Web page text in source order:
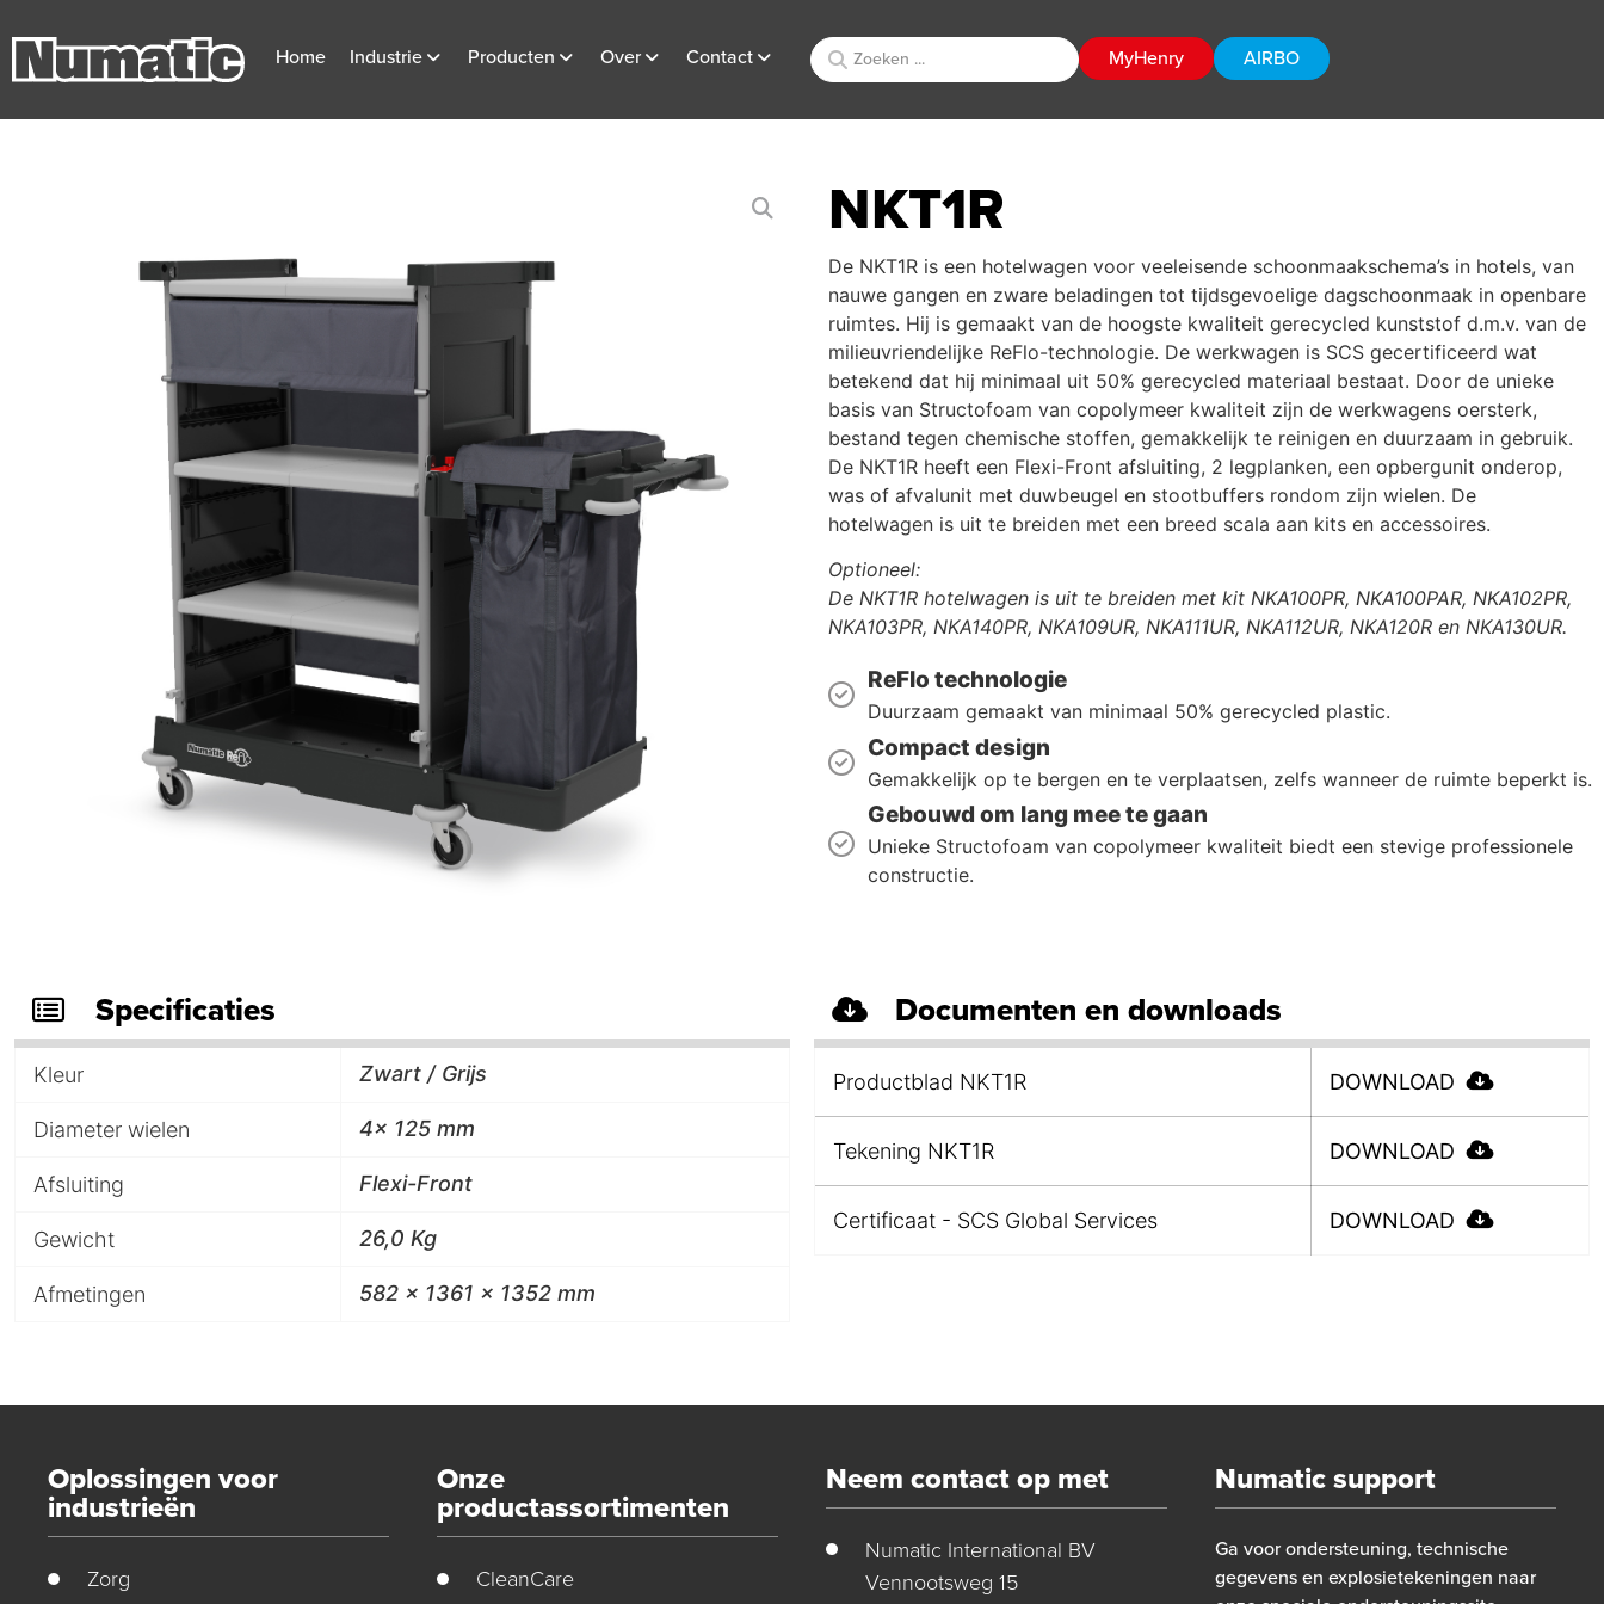
Home Industrie Producten Over Contact MyHenry AIRBO
NKT1R
De NKT1R is een hotelwagen voor veeleisende schoonmaakschema’s in hotels, van
nauwe gangen en zware beladingen tot tijdsgevoelige dagschoonmaak in openbare
ruimtes. Hij is gemaakt van de hoogste kwaliteit gerecycled kunststof d.m.v. van de
milieuvriendelijke ReFlo-technologie. De werkwagen is SCS gecertificeerd wat
betekend dat hij minimaal uit 50% gerecycled materiaal bestaat. Door de unieke
basis van Structofoam van copolymeer kwaliteit zijn de werkwagens oersterk,
bestand tegen chemische stoffen, gemakkelijk te reinigen en duurzaam in gebruik.
De NKT1R heeft een Flexi-Front afsluiting, 2 legplanken, een opbergunit onderop,
was of afvalunit met duwbeugel en stootbuffers rondom zijn wielen. De
hotelwagen is uit te breiden met een breed scala aan kits en accessoires.
Optioneel:
De NKT1R hotelwagenis uit te breiden met kit NKA100PR, NKA100PAR, NKA102PR,
NKA103PR, NKA140PR, NKA109UR, NKA111UR, NKA112UR, NKA120R en NKA130UR.
ReFlo technologie
Duurzaam gemaakt van minimaal 50% gerecycled plastic.
Compact design
Gemakkelijk op te bergen en te verplaatsen, zelfs wanneer de ruimte beperkt is.
Gebouwd om lang mee te gaan
Unieke Structofoam van copolymeer kwaliteit biedt een stevige professionele
constructie.
Specificaties
Kleur Zwart / Grijs
Diameter wielen 4x 125 mm
Afsluiting Flexi-Front
Gewicht 26,0 Kg
Afmetingen 582 x 1361 x 1352 mm
Documenten en downloads
Productblad NKT1R DOWNLOAD
Tekening NKT1R DOWNLOAD
Certificaat - SCS Global Services DOWNLOAD
Oplossingen voor
industrieën
Zorg
Onze
productassortimenten
CleanCare
Neem contact op met
Numatic International BV
Vennootsweg 15
Numatic support
Ga voor ondersteuning, technische
gegevens en explosietekeningen naar